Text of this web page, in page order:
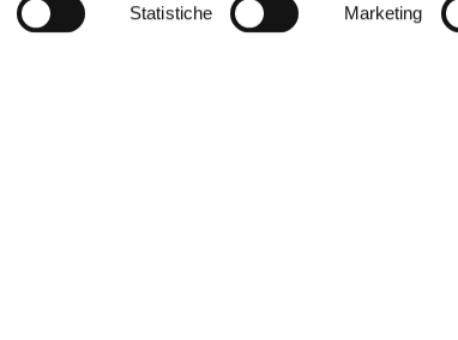
Statistiche Marketing